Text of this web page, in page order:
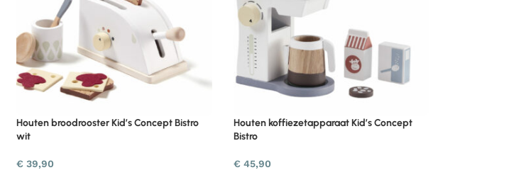
Houten broodrooster Kid’s Concept Bistro
wit
€ 39,90
Houten koffiezetapparaat Kid’s Concept
Bistro
€ 45,90